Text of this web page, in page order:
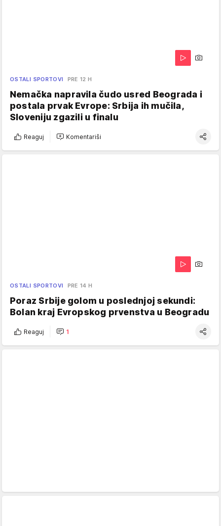
OSTALI SPORTOVI PRE 12 H
Nemačka napravila čudo usred Beograda i
postala prvak Evrope: Srbija ih mučila,
Sloveniju zgazili u finalu
Reaguj Komentariši
OSTALI SPORTOVI PRE 14 H
Poraz Srbije golom u poslednjoj sekundi:
Bolan kraj Evropskog prvenstva u Beogradu
Reaguj 1